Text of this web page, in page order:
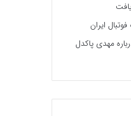
ایران
مهدی پاکدل